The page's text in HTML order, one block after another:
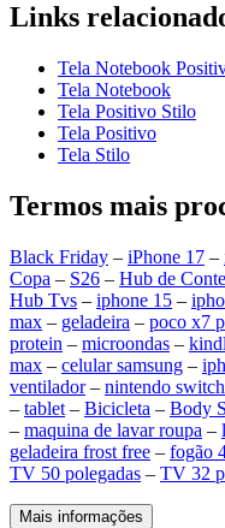
Links
Tela Notebook
Tela Notebook
Tela Positivo Stilo
Tela Positivo
Tela Stilo
Termos mais
Black Friday – iPhone 17 –
Copa – S26 – Hub de
Hub Tvs – iphone 15 –
max – geladeira – poco x7
protein – microondas –
max – celular samsung –
ventilador– nintendo
– tablet – Bicicleta – Body
– maquina de lavar roupa –
geladeira frost free – fogão
TV 50 polegadas – TV 32
Mais informações